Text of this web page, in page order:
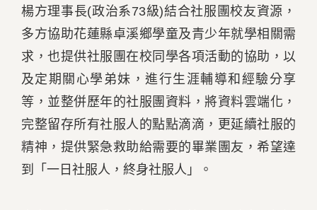
楊方理事長(政治系73級)結合社服團校友資源，
多方協助花蓮縣卓溪鄉學童及青少年就學相關需
求，也提供社服團在校同學各項活動的協助，以
及定期關心學弟妹，進行生涯輔導和經驗分享
等，並整併歷年的社服團資料，將資料雲端化，
完整留存所有社服人的點點滴滴，更延續社服的
精神，提供緊急救助給需要的畢業團友，希望達
到「一日社服人，終身社服人」。